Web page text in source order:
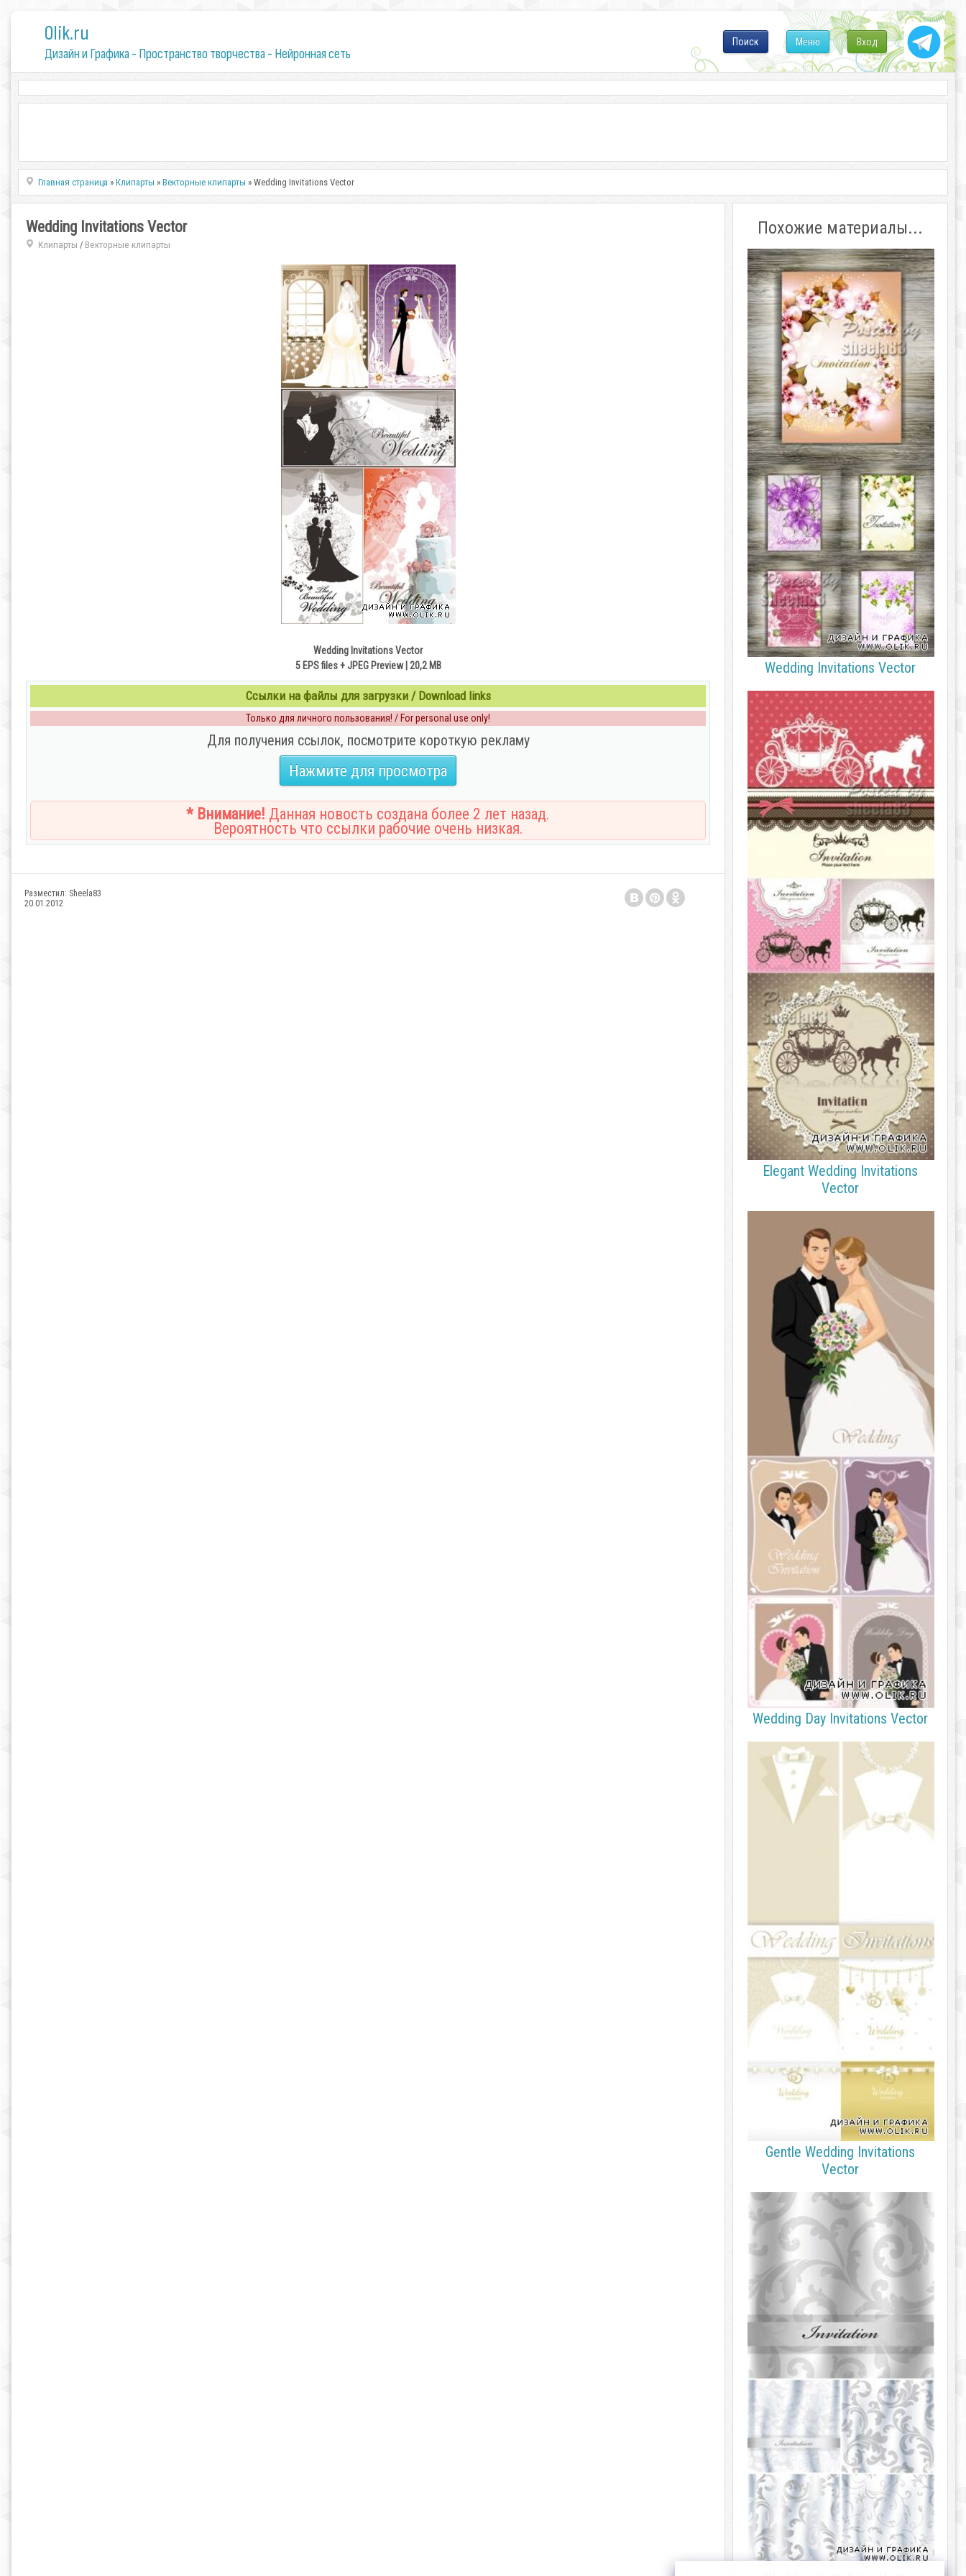
0lik.ru
Дизайн и Графика - Пространство творчества - Нейронная сеть
Вход
Меню
Поиск
Главная страница »Клипарты »Векторные клипарты » Wedding Invitations Vector
Wedding Invitations Vector
Клипарты / Векторные клипарты
Wedding Invitations Vector
5 EPS files + JPEG Preview | 20,2 MB
Ссылки на файлы для загрузки / Download links
Только для личного пользования! / For personal use only!
Для получения ссылок, посмотрите короткую рекламу
Нажмите для просмотра
* Внимание! Данная новость создана более 2 лет назад.
Вероятность что ссылки рабочие очень низкая.
Разместил: Sheela83
20.01.2012
Похожие материалы...
Wedding Invitations Vector
Elegant Wedding Invitations
Vector
Wedding Day Invitations Vector
Gentle Wedding Invitations
Vector